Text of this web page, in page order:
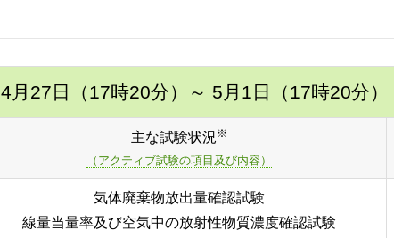
4月27日（17時20分） ～ 5月1日（17時20分）
主な試験状況※
（アクティブ試験の項目及び内容）
気体廃棄物放出量確認試験
線量当量率及び空気中の放射性物質濃度確認試験